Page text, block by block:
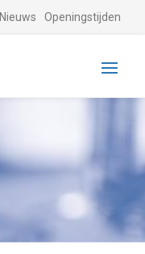
Nieuws Openingstijden